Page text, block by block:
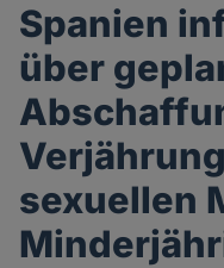
Spanien
über
sexuellen